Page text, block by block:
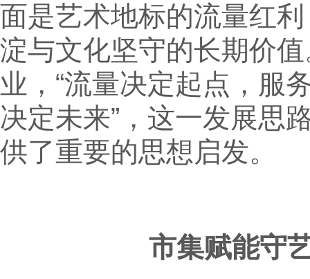
面是艺术地标的流量红
淀与文化坚守的长期价
业，“流量决定起点，服
决定未来”，这一发展思
供了重要的思想启发。
市集赋能守